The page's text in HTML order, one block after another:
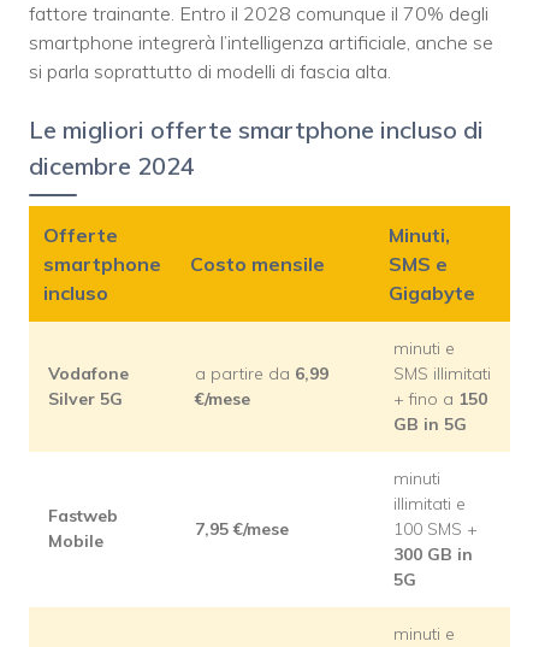
fattore trainante. Entro il 2028 comunque il 70% degli
smartphone integrerà l’intelligenza artificiale, anche se
si parla soprattutto di modelli di fascia alta.
Le migliori offerte smartphone incluso di
dicembre 2024
Offerte
smartphone
incluso
Costo mensile
Minuti,
SMS e
Gigabyte
Vodafone
Silver 5G
a partire da 6,99
€/mese
minuti e
SMS illimitati
+ fino a 150
GB in 5G
Fastweb
Mobile
7,95 €/mese
minuti
illimitati e
100 SMS +
300 GB in
5G
minuti e